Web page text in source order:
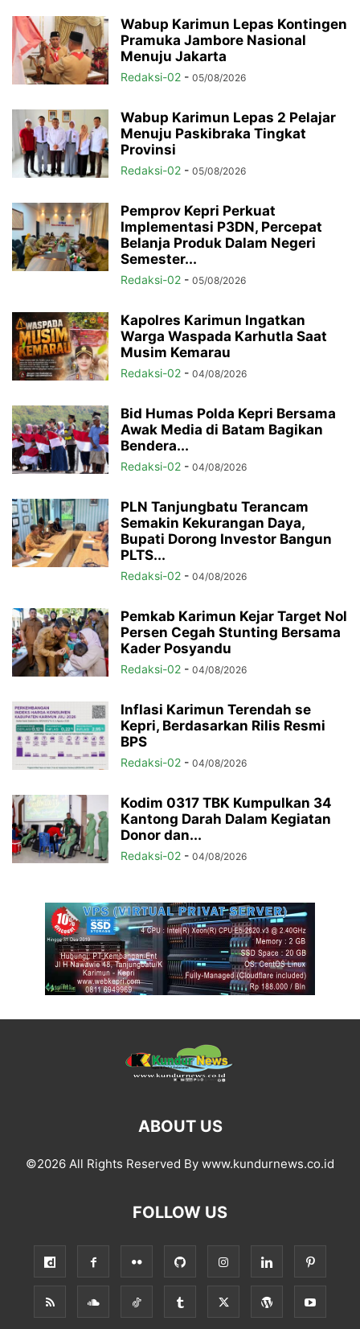
Wabup Karimun Lepas Kontingen
Pramuka Jambore Nasional
Menuju Jakarta
Redaksi-02 - 05/08/2026
Wabup Karimun Lepas 2 Pelajar
Menuju Paskibraka Tingkat
Provinsi
Redaksi-02 - 05/08/2026
Pemprov Kepri Perkuat
Implementasi P3DN, Percepat
Belanja Produk Dalam Negeri
Semester...
Redaksi-02 - 05/08/2026
Kapolres Karimun Ingatkan
Warga Waspada Karhutla Saat
Musim Kemarau
Redaksi-02 - 04/08/2026
Bid Humas Polda Kepri Bersama
Awak Media di Batam Bagikan
Bendera...
Redaksi-02 - 04/08/2026
PLN Tanjungbatu Terancam
Semakin Kekurangan Daya,
Bupati Dorong Investor Bangun
PLTS...
Redaksi-02 - 04/08/2026
Pemkab Karimun Kejar Target Nol
Persen Cegah Stunting Bersama
Kader Posyandu
Redaksi-02 - 04/08/2026
Inflasi Karimun Terendah se
Kepri, Berdasarkan Rilis Resmi
BPS
Redaksi-02 - 04/08/2026
Kodim 0317 TBK Kumpulkan 34
Kantong Darah Dalam Kegiatan
Donor dan...
Redaksi-02 - 04/08/2026
ABOUT US
©2026 All Rights Reserved By www.kundurnews.co.id
FOLLOW US